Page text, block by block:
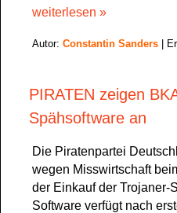
weiterlesen »
Autor: Constantin Sanders |
PIRATEN zeigen
Spähsoftware an
Die Piratenpartei
wegen Misswirtschaft
der Einkauf der Trojaner-
Software verfügt nach